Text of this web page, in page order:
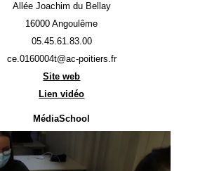
Allée Joachim du Bellay
16000 Angoulême
05.45.61.83.00
ce.0160004t@ac-poitiers.fr
Site web
Lien vidéo
MédiaSchool